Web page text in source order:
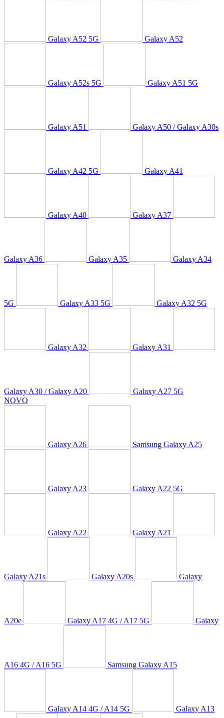
Galaxy A52 5G Galaxy A52
Galaxy A52s 5G Galaxy A51 5G
Galaxy A51 Galaxy A50 / Galaxy A30s
Galaxy A42 5G Galaxy A41
Galaxy A40 Galaxy A37
Galaxy A36 Galaxy A35 Galaxy A34
5G Galaxy A33 5G Galaxy A32 5G
Galaxy A32 Galaxy A31
Galaxy A30 / Galaxy A20
Galaxy A27 5G
NOVO
Galaxy A26 Samsung Galaxy A25
Galaxy A23 Galaxy A22 5G
Galaxy A22 Galaxy A21
Galaxy A21s Galaxy A20s Galaxy
A20e Galaxy A17 4G / A17 5G Galaxy
A16 4G / A16 5G Samsung Galaxy A15
Galaxy A14 4G / A14 5G Galaxy A13